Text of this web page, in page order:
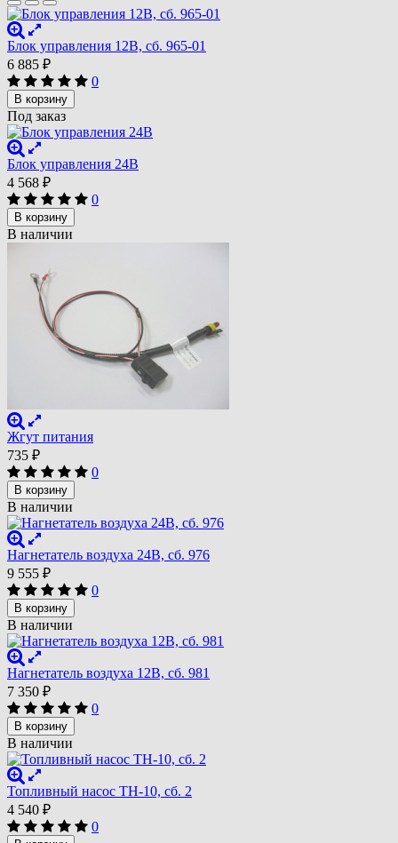
Блок управления 12В, сб. 965-01
6 885 ₽
0
В корзину
Под заказ
Блок управления 24В
4 568 ₽
0
В корзину
В наличии
Жгут питания
735 ₽
0
В корзину
В наличии
Нагнетатель воздуха 24В, сб. 976
9 555 ₽
0
В корзину
В наличии
Нагнетатель воздуха 12В, сб. 981
7 350 ₽
0
В корзину
В наличии
Топливный насос TH-10, сб. 2
4 540 ₽
0